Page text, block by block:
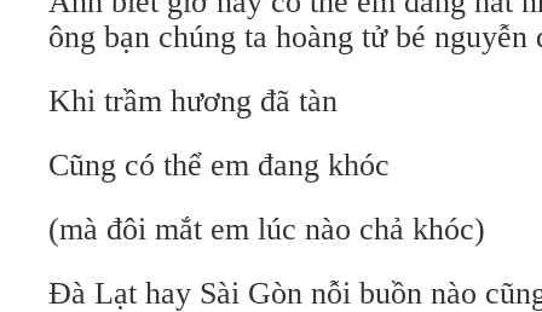
ông bạn chúng ta hoàng tử bé nguyễn
Khi trầm hương đã tàn
Cũng có thể em đang khóc
(mà đôi mắt em lúc nào chả khóc)
Đà Lạt hay Sài Gòn nỗi buồn nào